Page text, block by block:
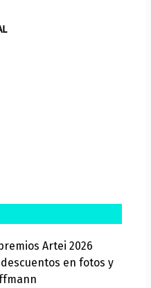
Artei 2026
en fotos y